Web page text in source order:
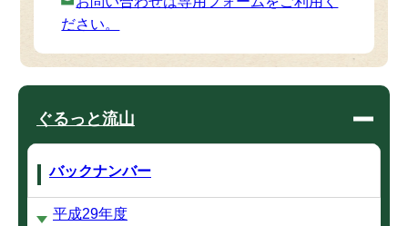
ださい。
ぐるっと流山
バックナンバー
平成29年度